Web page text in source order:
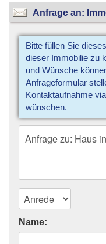
Anfrage an:
Bitte füllen Sie
dieser Immobilie zu
und Wünsche
Anfrageformular
Kontaktaufnahme
wünschen.
Name: